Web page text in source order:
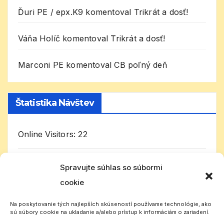
Spravujte súhlas so súbormi
cookie
Na poskytovanie tých najlepších skúseností používame technológie, ako
sú súbory cookie na ukladanie a/alebo prístup k informáciám o zariadení.
Ďuri PE / epx.K9 komentoval Trikrát a dosť!
Váňa Holíč komentoval Trikrát a dosť!
Marconi PE komentovalCB poľný deň
Štatistika Návštev
Online Visitors:22
Today's Visitors:2 095